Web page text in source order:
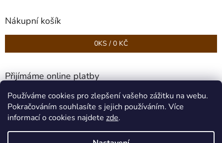
Používáme cookies pro zlepšení vašeho zážitku na webu.
Pokračováním souhlasíte s jejich používáním. Více
informací o cookies najdete zde.
Nákupní košík
0KS / 0 KČ
Přijímáme online platby